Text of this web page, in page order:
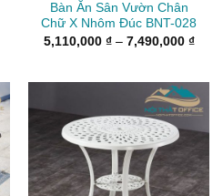
Bàn Ăn Sân Vườn Chân
Chữ X Nhôm Đúc BNT-028
5,110,000 ₫ – 7,490,000 ₫